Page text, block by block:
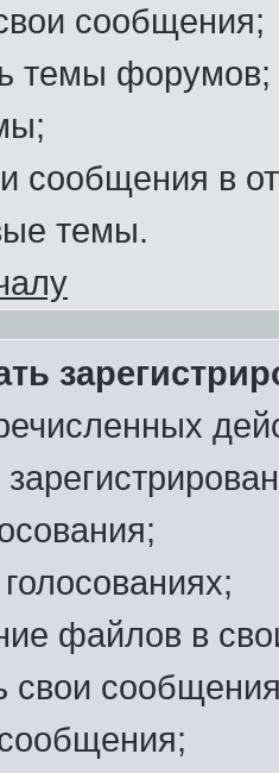
сообщения;
темы форумов;
сообщения в
темы.
файлов в
свои